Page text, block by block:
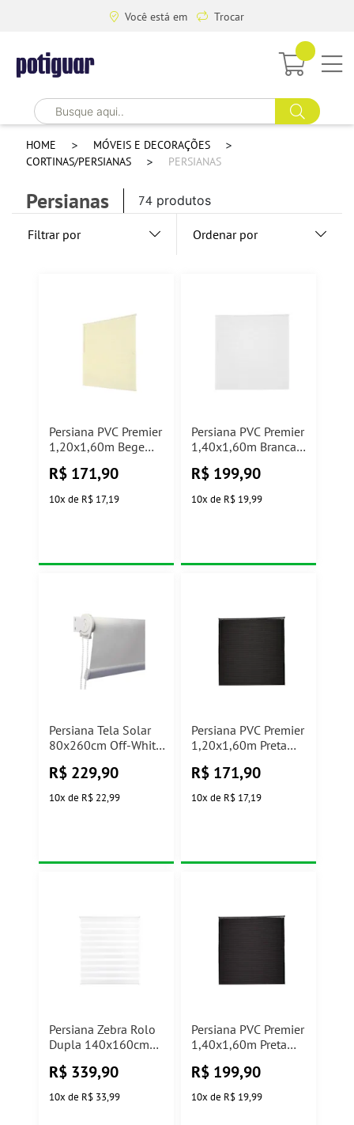
Você está em Trocar
HOME
MÓVEIS E DECORAÇÕES
CORTINAS/PERSIANAS
PERSIANAS
Persianas 74 produtos
Filtrar por Ordenar por
Persiana PVC Premier
1,20x1,60m Bege
R$ 171,90
10x de R$ 17,19
Persiana PVC Premier
1,40x1,60m Branca
R$ 199,90
10x de R$ 19,99
Persiana Tela Solar
80x260cm Off-White
R$ 229,90
10x de R$ 22,99
Persiana PVC Premier
1,20x1,60m Preta
R$ 171,90
10x de R$ 17,19
Persiana Zebra Rolo
Dupla 140x160cm
R$ 339,90
10x de R$ 33,99
Persiana PVC Premier
1,40x1,60m Preta
R$ 199,90
10x de R$ 19,99